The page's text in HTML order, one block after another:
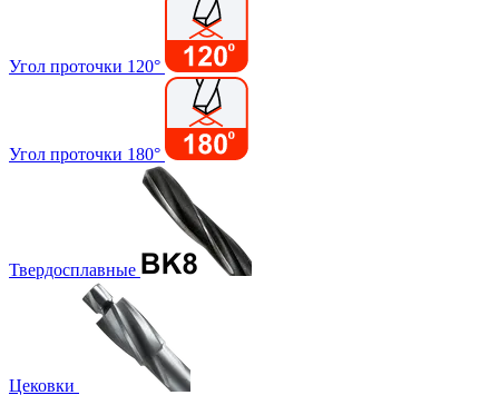
Угол проточки 120°
Угол проточки 180°
Твердосплавные
Цековки